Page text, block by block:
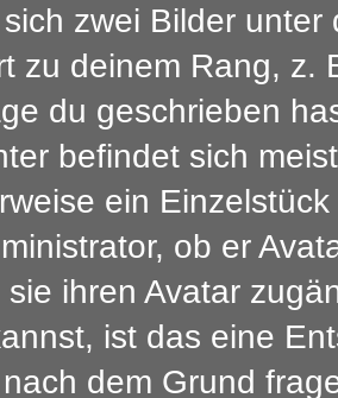
zwei Bilder
zu deinem Rang, z.
du geschrieben
befindet sich
ein
ob er
ihren Avatar
ist das eine
dem Grund